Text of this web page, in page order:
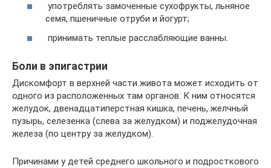
употреблять замоченные сухофрукты, льняное
семя, пшеничные отруби и йогурт;
принимать теплые расслабляющие ванны.
Боли в эпигастрии
Дискомфорт в верхней части живота может исходить от
одного из расположенных там органов. К ним относятся
желудок, двенадцатиперстная кишка, печень, желчный
пузырь, селезенка (слева за желудком) и поджелудочная
железа (по центру за желудком).
Причинами у детей среднего школьного и подросткового